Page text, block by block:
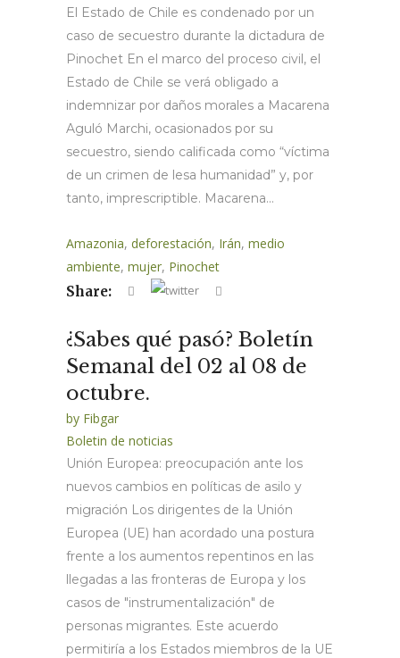
El Estado de Chile es condenado por un
caso de secuestro durante la dictadura de
Pinochet En el marco del proceso civil, el
Estado de Chile se verá obligado a
indemnizar por daños morales a Macarena
Aguló Marchi, ocasionados por su
secuestro, siendo calificada como “víctima
de un crimen de lesa humanidad” y, por
tanto, imprescriptible. Macarena...
Amazonia, deforestación, Irán, medio
ambiente, mujer, Pinochet
Share:
¿Sabes qué pasó? Boletín
Semanal del 02 al 08 de
octubre.
by Fibgar
Boletin de noticias
Unión Europea: preocupación ante los
nuevos cambios en políticas de asilo y
migración Los dirigentes de la Unión
Europea (UE) han acordado una postura
frente a los aumentos repentinos en las
llegadas a las fronteras de Europa y los
casos de "instrumentalización" de
personas migrantes. Este acuerdo
permitiría a los Estados miembros de la UE